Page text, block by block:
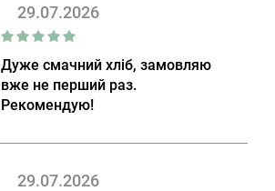
29.07.2026
Дуже смачний хліб, замовляю
вже не перший раз.
Рекомендую!
29.07.2026